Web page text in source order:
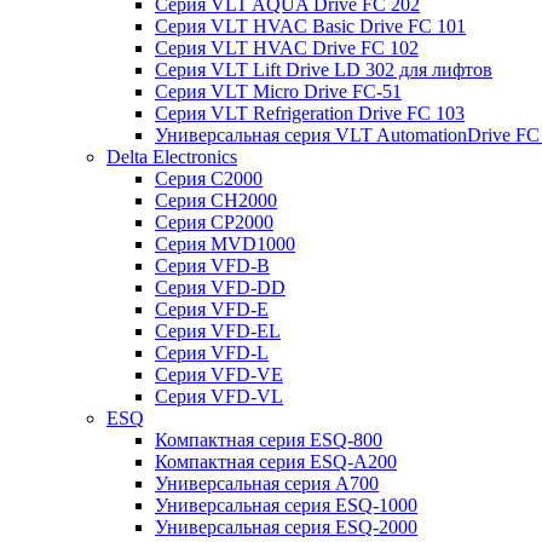
Серия VLT HVAC Basic Drive FC 101
Серия VLT HVAC Drive FC 102
Серия VLT Lift Drive LD 302 для лифтов
Серия VLT Micro Drive FC-51
Серия VLT Refrigeration Drive FC 103
Универсальная серия VLT AutomationDrive
Delta Electronics
Серия C2000
Серия CH2000
Серия CP2000
Серия MVD1000
Серия VFD-B
Серия VFD-DD
Серия VFD-E
Серия VFD-EL
Серия VFD-L
Серия VFD-VE
Серия VFD-VL
ESQ
Компактная серия ESQ-800
Компактная серия ESQ-А200
Универсальная серия A700
Универсальная серия ESQ-1000
Универсальная серия ESQ-2000